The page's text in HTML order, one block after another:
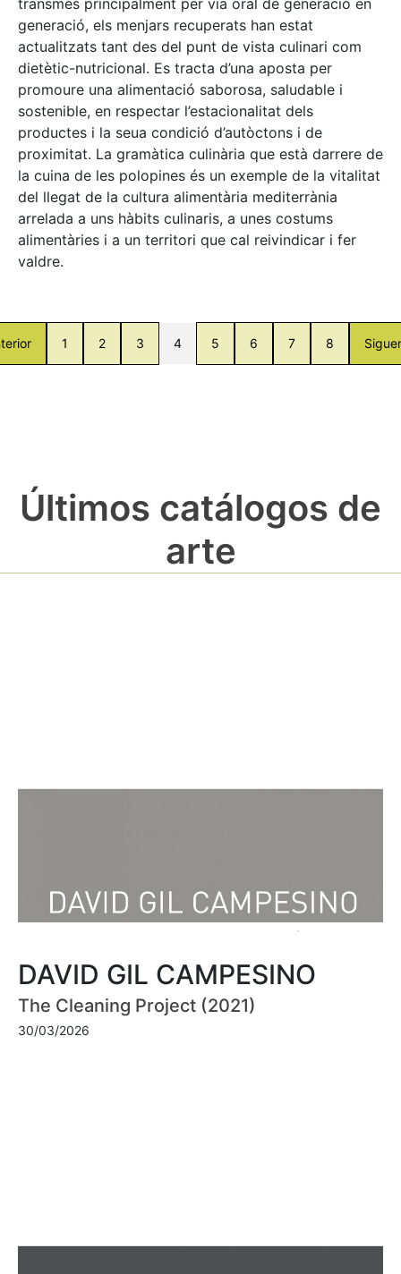
generació, els menjars recuperats han estat
actualitzats tant des del punt de vista culinari com
dietètic-nutricional. Es tracta d’una aposta per
promoure una alimentació saborosa, saludable i
sostenible, en respectar l’estacionalitat dels
productes i la seua condició d’autòctons i de
proximitat. La gramàtica culinària que està darrere de
la cuina de les polopines és un exemple de la vitalitat
del llegat de la cultura alimentària mediterrània
arrelada a uns hàbits culinaris, a unes costums
alimentàries i a un territori que cal reivindicar i fer
valdre.
1 2 3 4 5 6 7 8
Últimos catálogos de
arte
DAVID GIL CAMPESINO
The Cleaning Project (2021)
30/03/2026